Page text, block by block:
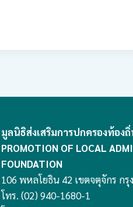
มูลนิธิส่งเสริมการปกครองท้อง
PROMOTION OF LOCAL
FOUNDATION
106 พหลโยธิน 42 เขตจตุจักร ก
โทร. (02) 940-1680-1